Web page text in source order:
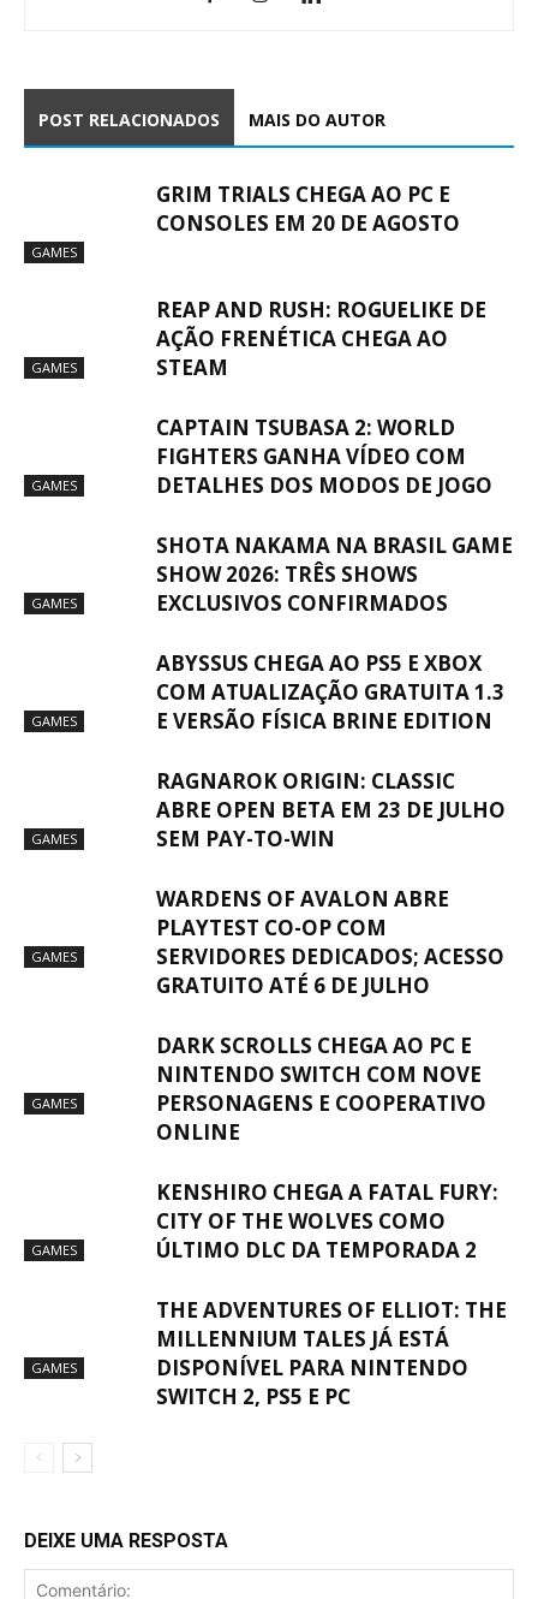
POST RELACIONADOS MAIS DO AUTOR
GAMES
GRIM TRIALS CHEGA AO PC E
CONSOLES EM 20 DE AGOSTO
GAMES
REAP AND RUSH: ROGUELIKE DE
AÇÃO FRENÉTICA CHEGA AO
STEAM
GAMES
CAPTAIN TSUBASA 2: WORLD
FIGHTERS GANHA VÍDEO COM
DETALHES DOS MODOS DE JOGO
GAMES
SHOTA NAKAMA NA BRASIL GAME
SHOW 2026: TRÊS SHOWS
EXCLUSIVOS CONFIRMADOS
GAMES
ABYSSUS CHEGA AO PS5 E XBOX
COM ATUALIZAÇÃO GRATUITA 1.3
E VERSÃO FÍSICA BRINE EDITION
GAMES
RAGNAROK ORIGIN: CLASSIC
ABRE OPEN BETA EM 23 DE JULHO
SEM PAY-TO-WIN
GAMES
WARDENS OF AVALON ABRE
PLAYTEST CO-OP COM
SERVIDORES DEDICADOS; ACESSO
GRATUITO ATÉ 6 DE JULHO
GAMES
DARK SCROLLS CHEGA AO PC E
NINTENDO SWITCH COM NOVE
PERSONAGENS E COOPERATIVO
ONLINE
GAMES
KENSHIRO CHEGA A FATAL FURY:
CITY OF THE WOLVES COMO
ÚLTIMO DLC DA TEMPORADA 2
GAMES
THE ADVENTURES OF ELLIOT: THE
MILLENNIUM TALES JÁ ESTÁ
DISPONÍVEL PARA NINTENDO
SWITCH 2, PS5 E PC
DEIXE UMA RESPOSTA